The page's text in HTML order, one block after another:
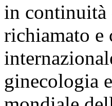
in continuità
richiamato e
ginecologia